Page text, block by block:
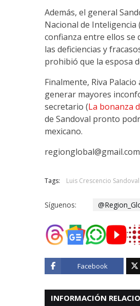
Además, el general
Nacional de Inteligencia
confianza entre ellos se
las deficiencias y
prohibió que la esposa
Finalmente, Riva
generar mayores
secretario (La bonanza
de Sandoval pronto
mexicano.
Tags: Luis Crescencio Sandoval
Síguenos:
Facebook
INFORMACIÓN